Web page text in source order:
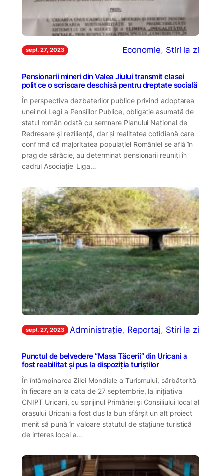
sept. 27, 2023 Economie, Stiri la zi
Pensionarii mineri din Valea Jiului transmit clasei
politice o scrisoare deschisă pentru dreptate socială
În perspectiva dezbaterilor publice privind adoptarea
unei noi Legi a Pensiilor Publice, obligație asumată de
statul român odată cu semnare Planului Național de
Redresare și reziliență, dar și realitatea cotidiană care
confirmă că majoritatea populației României se află în
prag de sărăcie, au determinat pensionarii reuniți în
cadrul Asociației Liga…
sept. 27, 2023 Administrație, Reportaj, Stiri la zi
Punctul de belvedere ”Masa Tăcerii” din Uricani a
fost reabilitat și pus la dispoziția turiștilor
În întâmpinarea Zilei Mondiale a Turismului, sărbătorită
în fiecare an la data de 27 septembrie, la inițiativa
CNIPT Uricani, cu sprijinul Primăriei și Consiliului local al
orașului Uricani a fost dus la bun sfârșit un alt proiect
menit să pună în valoare statutul de stațiune turistică
de interes local a…